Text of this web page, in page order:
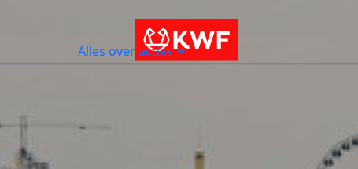
Alles over acties